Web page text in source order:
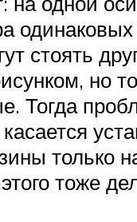
стоять
но
Тогда
только
тоже